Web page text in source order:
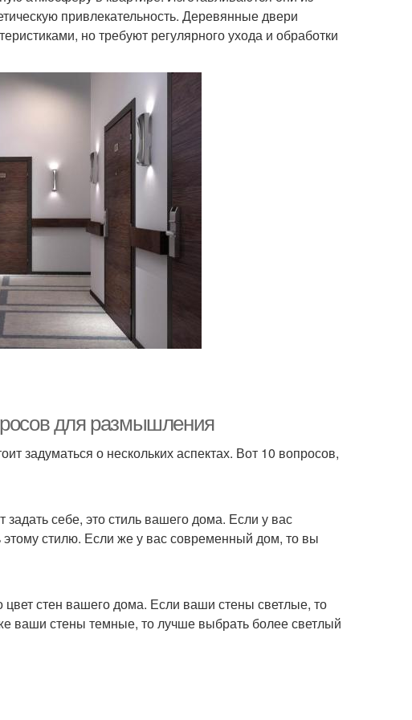
привлекательность. Деревянные двери
но требуют регулярного ухода и обработки
для размышления
задуматься о нескольких аспектах. Вот 10 вопросов,
себе, это стиль вашего дома. Если у вас
этому стилю. Если же у вас современный дом, то вы
стен вашего дома. Если ваши стены светлые, то
ваши стены темные, то лучше выбрать более светлый